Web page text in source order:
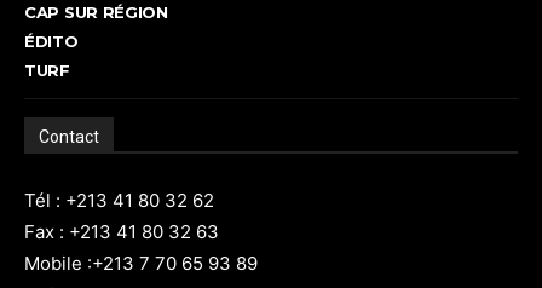
CAP SUR RÉGION
ÉDITO
TURF
Contact
Tél : +213 41 80 32 62
Fax : +213 41 80 32 63
Mobile :+213 7 70 65 93 89